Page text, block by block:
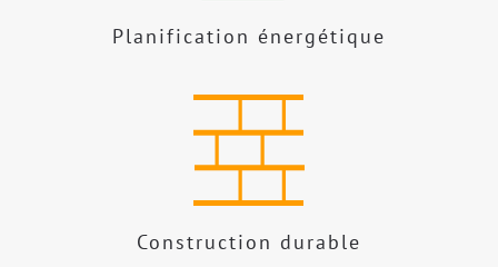
Planification énergétique
Construction durable